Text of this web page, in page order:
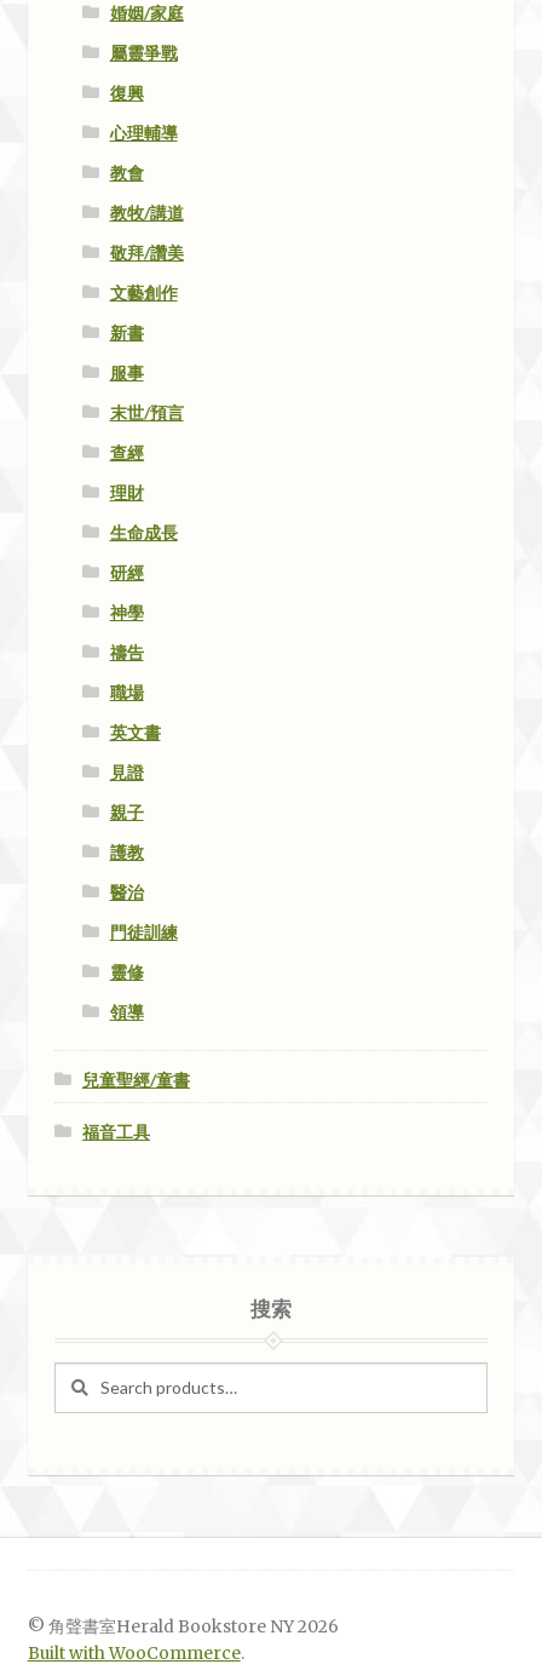
婚姻/家庭
屬靈爭戰
復興
心理輔導
教會
教牧/講道
敬拜/讚美
文藝創作
新書
服事
末世/預言
查經
理財
生命成長
研經
神學
禱告
職場
英文書
見證
親子
護教
醫治
門徒訓練
靈修
領導
兒童聖經/童書
福音工具
搜索
© 角聲書室Herald Bookstore NY 2026
Built with WooCommerce.